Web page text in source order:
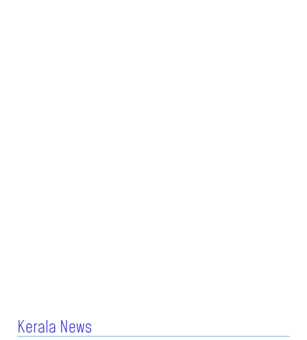
Kerala News